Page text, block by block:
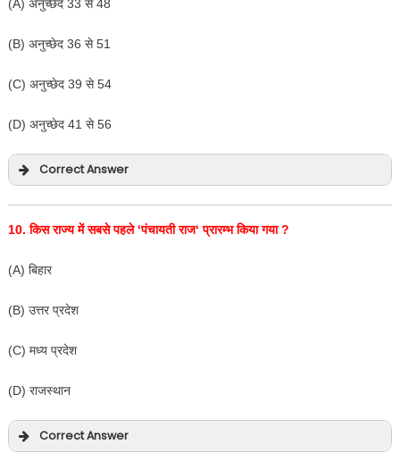
(A) अनुच्छेद 33 से 48
(B) अनुच्छेद 36 से 51
(C) अनुच्छेद 39 से 54
(D) अनुच्छेद 41 से 56
Correct Answer
10.किस राज्य में सबसे पहले ‘पंचायती राज‘प्रारम्भ किया गया?
(A) बिहार
(B) उत्तर प्रदेश
(C) मध्य प्रदेश
(D) राजस्थान
Correct Answer